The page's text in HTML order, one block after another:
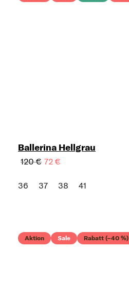
Ballerina Hellgrau
120 € 72 €
36 37 38 41
Aktion Sale Rabatt (–40 %)